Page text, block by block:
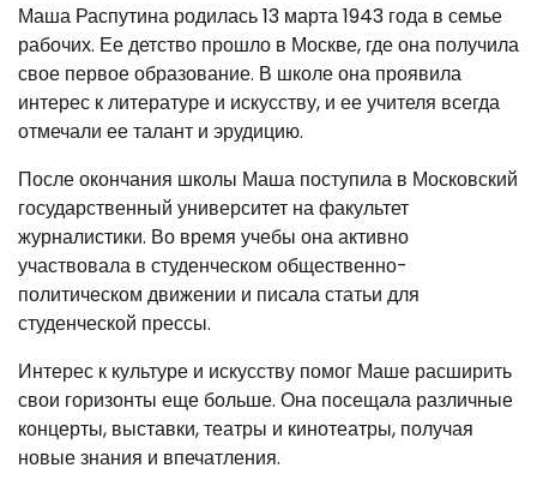
Маша Распутина родилась 13 марта 1943 года в семье
рабочих. Ее детство прошло в Москве, где она получила
свое первое образование. В школе она проявила
интерес к литературе и искусству, и ее учителя всегда
отмечали ее талант и эрудицию.
После окончания школы Маша поступила в Московский
государственный университет на факультет
журналистики. Во время учебы она активно
участвовала в студенческом общественно-
политическом движении и писала статьи для
студенческой прессы.
Интерес к культуре и искусству помог Маше расширить
свои горизонты еще больше. Она посещала различные
концерты, выставки, театры и кинотеатры, получая
новые знания и впечатления.